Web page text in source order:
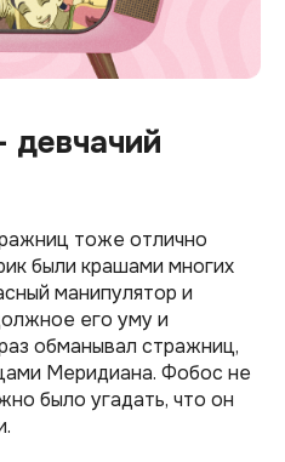
тоже отлично
были крашами многих
манипулятор и
его уму и
обманывал стражниц,
Меридиана. Фобос не
было угадать, что он